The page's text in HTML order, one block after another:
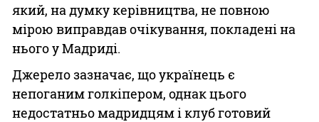
який, на думку керівництва, не повною
мірою виправдав очікування, покладені на
нього у Мадриді.
Джерело зазначає, що українець є
непоганим голкіпером, однак цього
недостатньо мадридцям і клуб готовий